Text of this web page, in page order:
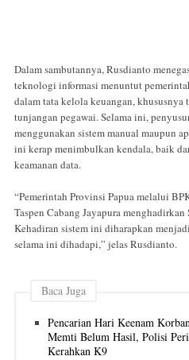
Dalam sambutannya, Rusdianto
teknologi informasi menuntut
dalam tata kelola keuangan,
tunjangan pegawai. Selama ini,
menggunakan sistem manual maupun
ini kerap menimbulkan kendala, baik
keamanan data.
“Pemerintah Provinsi Papua melalui
Taspen Cabang Jayapura
Kehadiran sistem ini diharapkan
selama ini dihadapi,” jelas Rusdianto.
Baca Juga
Pencarian Hari Keenam
Memti Belum Hasil, Polisi
Kerahkan K9